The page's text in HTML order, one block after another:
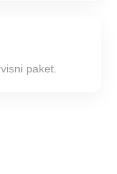
paket.